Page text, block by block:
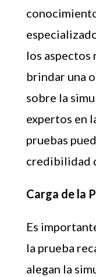
los aspectos
brindar una
sobre la
expertos en
pruebas
credibilidad
Carga de la
Es
la prueba
alegan la